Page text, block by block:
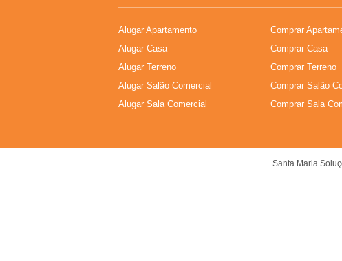
Alugar Apartamento
Alugar Casa
Alugar Terreno
Alugar Salão Comercial
Alugar Sala Comercial
Comprar
Comprar Casa
Comprar Terreno
Comprar Salão
Comprar Sala
Santa Maria